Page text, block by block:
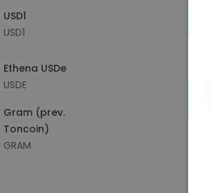
USD1
USD1
Ethena USDe
USDE
Gram (prev.
Toncoin)
GRAM